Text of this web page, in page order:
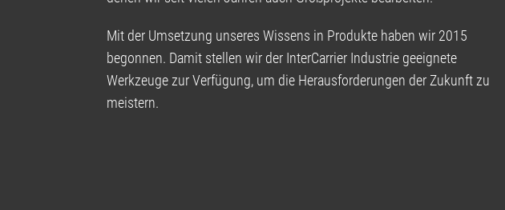
Mit der Umsetzung unseres Wissens in Produkte haben wir 2015
begonnen. Damit stellen wir der InterCarrier Industrie geeignete
Werkzeuge zur Verfügung, um die Herausforderungen der Zukunft zu
meistern.